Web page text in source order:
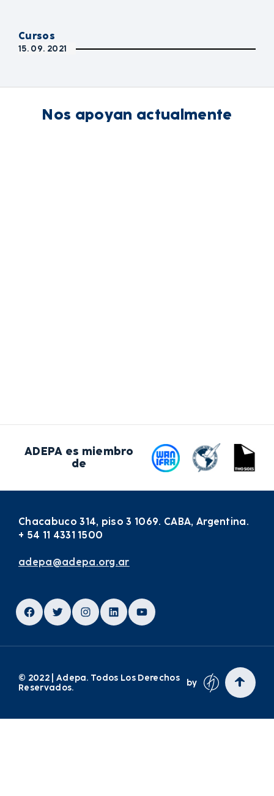
Cursos
15. 09. 2021
Nos apoyan actualmente
ADEPA es miembro
de
Chacabuco 314, piso 3 1069. CABA, Argentina.
+ 54 11 4331 1500
adepa@adepa.org.ar
Facebook
TwitterInstagram
LinkedInYouTube
© 2022 | Adepa. Todos Los Derechos
Reservados.
by